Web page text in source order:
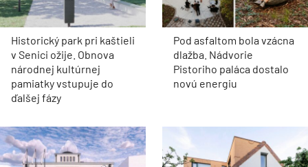
Historický park pri kaštieli
v Senici ožije. Obnova
národnej kultúrnej
pamiatky vstupuje do
ďalšej fázy
Pod asfaltom bola vzácna
dlažba. Nádvorie
Pistoriho paláca dostalo
novú energiu